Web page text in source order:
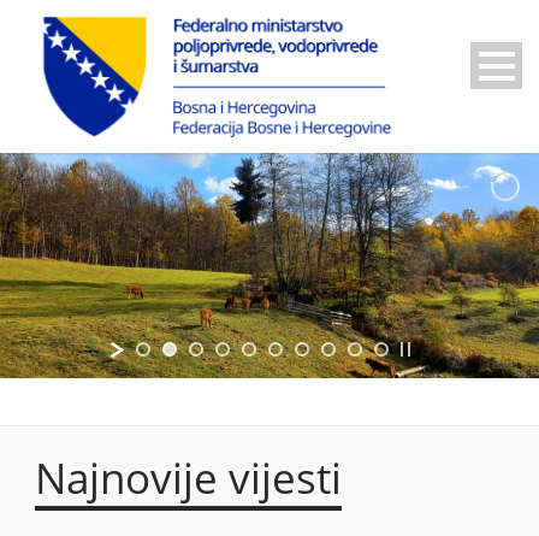
Najnovije vijesti